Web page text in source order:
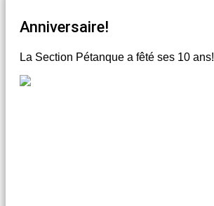
Anniversaire!
La Section Pétanque a fêté ses 10 ans!